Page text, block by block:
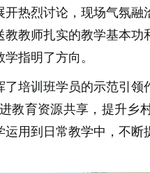
热烈讨论，现场气氛
教师扎实的教学基本
指明了方向。
了培训班学员的示范引领
教育资源共享，提升乡
用到日常教学中，不